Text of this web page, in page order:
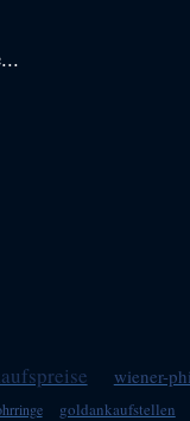
wiener-
goldankaufstellen